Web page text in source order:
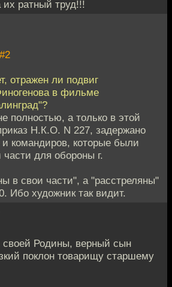
их ратный труд!!!
#2
отражен ли подвиг
в фильме
полностью, а только в этой
Н.К.О. N 227, задержано
командиров, которые были
для обороны г.
в свои части", а "расстреляны"
Ибо художник так видит.
Родины, верный сын
поклон товарищу старшему